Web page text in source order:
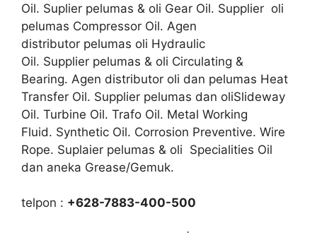
Oil. Suplier pelumas & oli Gear Oil. Supplier oli
pelumas Compressor Oil. Agen
distributor pelumas oli Hydraulic
Oil. Supplier pelumas & oli Circulating &
Bearing. Agen distributor oli dan pelumas Heat
Transfer Oil. Supplier pelumas dan oliSlideway
Oil. Turbine Oil. Trafo Oil. Metal Working
Fluid. Synthetic Oil. Corrosion Preventive. Wire
Rope. Suplaier pelumas & oli Specialities Oil
dan aneka Grease/Gemuk.
telpon : +628-7883-400-500